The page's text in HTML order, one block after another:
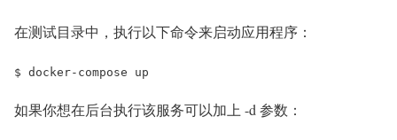
在测试目录中，执行以下命令来启动应用程序：
$ docker-compose up
如果你想在后台执行该服务可以加上 -d 参数：